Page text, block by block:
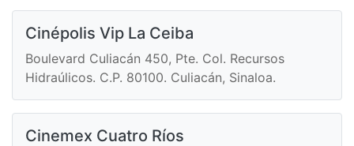
Cinépolis Vip La Ceiba
Boulevard Culiacán 450, Pte. Col. Recursos
Hidraúlicos. C.P. 80100. Culiacán, Sinaloa.
Cinemex Cuatro Ríos